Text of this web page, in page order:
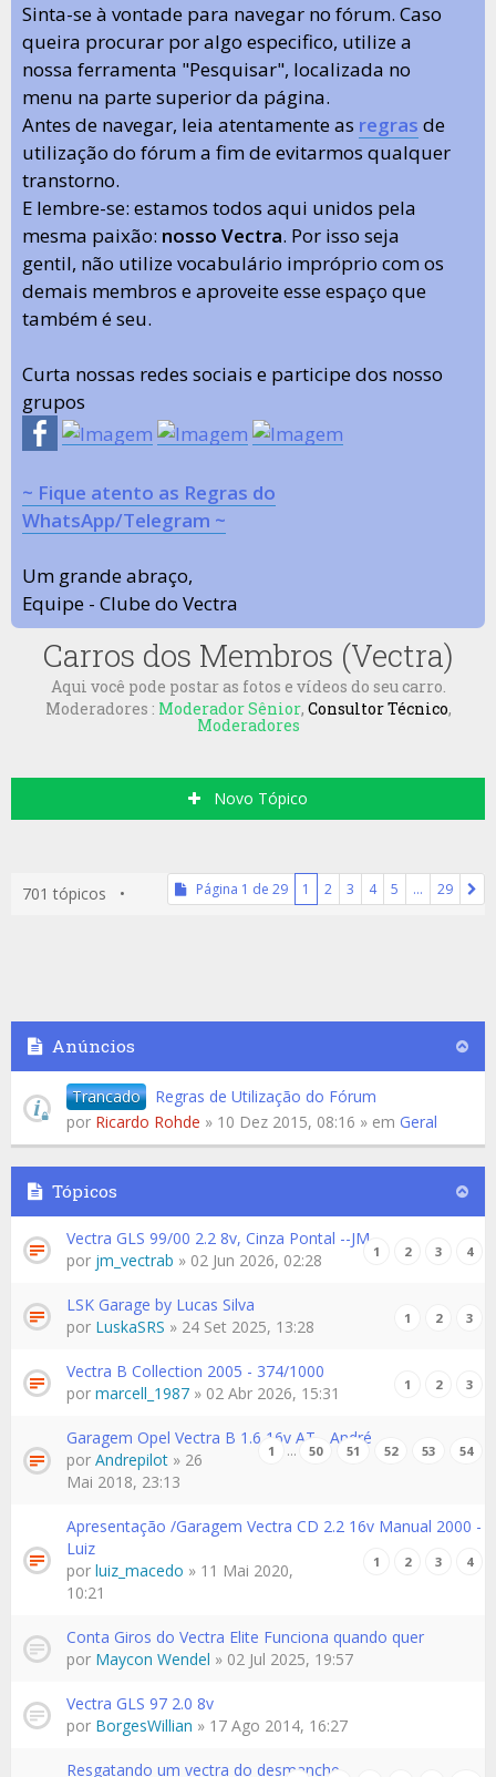
Sinta-se à vontade para navegar no fórum. Caso
queira procurar por algo especifico, utilize a
nossa ferramenta "Pesquisar", localizada no
menu na parte superior da página.
Antes de navegar, leia atentamente as regras de
utilização do fórum a fim de evitarmos qualquer
transtorno.
E lembre-se: estamos todos aqui unidos pela
mesma paixão: nosso Vectra. Por isso seja
gentil, não utilize vocabulário impróprio com os
demais membros e aproveite esse espaço que
também é seu.
Curta nossas redes sociais e participe dos nosso
grupos
~ Fique atento as Regras do
WhatsApp/Telegram ~
Um grande abraço,
Equipe - Clube do Vectra
Carros dos Membros (Vectra)
Aqui você pode postar as fotos e vídeos do seu carro.
Moderadores : Moderador Sênior, Consultor Técnico,
Moderadores
Novo Tópico
701 tópicos • Página 1 de 29 1 2 3 4 5 … 29
Anúncios
Trancado
Regras de Utilização do Fórum
por Ricardo Rohde » 10 Dez 2015, 08:16 » em Geral
Tópicos
Vectra GLS 99/00 2.2 8v, Cinza Pontal --JM
1 2 3 4
por jm_vectrab » 02 Jun 2026, 02:28
LSK Garage by Lucas Silva
1 2 3
por LuskaSRS » 24 Set 2025, 13:28
Vectra B Collection 2005 - 374/1000
1 2 3
por marcell_1987 » 02 Abr 2026, 15:31
Garagem Opel Vectra B 1.6 16v AT - André
1 … 50 51 52 53 54
por Andrepilot » 26
Mai 2018, 23:13
Apresentação /Garagem Vectra CD 2.2 16v Manual 2000 -
Luiz
1 2 3 4
por luiz_macedo » 11 Mai 2020,
10:21
Conta Giros do Vectra Elite Funciona quando quer
por Maycon Wendel » 02 Jul 2025, 19:57
Vectra GLS 97 2.0 8v
por BorgesWillian » 17 Ago 2014, 16:27
Resgatando um vectra do desmanche